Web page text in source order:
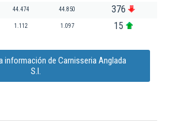
44.474 44.850 376
1.112 1.097 15
información de Carnisseria Anglada
S.l.